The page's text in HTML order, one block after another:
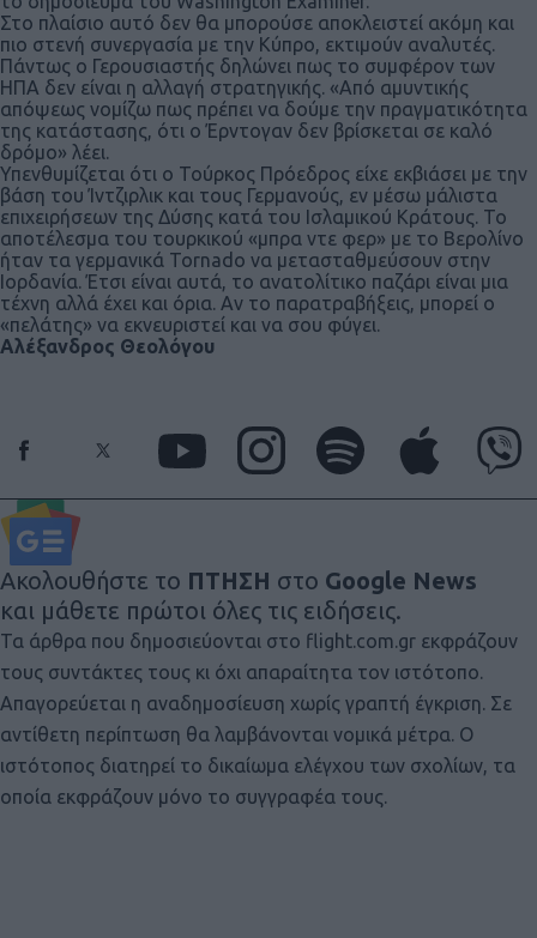
Στο πλαίσιο αυτό δεν θα μπορούσε αποκλειστεί ακόμη και
πιο στενή συνεργασία με την Κύπρο, εκτιμούν αναλυτές.
Πάντως ο Γερουσιαστής δηλώνει πως το συμφέρον των
ΗΠΑ δεν είναι η αλλαγή στρατηγικής. «Από αμυντικής
απόψεως νομίζω πως πρέπει να δούμε την πραγματικότητα
της κατάστασης, ότι ο Έρντογαν δεν βρίσκεται σε καλό
δρόμο» λέει.
Υπενθυμίζεται ότι ο Τούρκος Πρόεδρος είχε εκβιάσει με την
βάση του Ίντζιρλικ και τους Γερμανούς, εν μέσω μάλιστα
επιχειρήσεων της Δύσης κατά του Ισλαμικού Κράτους. Το
αποτέλεσμα του τουρκικού «μπρα ντε φερ» με το Βερολίνο
ήταν τα γερμανικά Tornado να μετασταθμεύσουν στην
Ιορδανία. Έτσι είναι αυτά, το ανατολίτικο παζάρι είναι μια
τέχνη αλλά έχει και όρια. Αν το παρατραβήξεις, μπορεί ο
«πελάτης» να εκνευριστεί και να σου φύγει.
Αλέξανδρος Θεολόγου
Ακολουθήστε το ΠΤΗΣΗ στο Google News
και μάθετε πρώτοι όλες τις ειδήσεις.
Τα άρθρα που δημοσιεύονται στο flight.com.gr εκφράζουν
τους συντάκτες τους κι όχι απαραίτητα τον ιστότοπο.
Απαγορεύεται η αναδημοσίευση χωρίς γραπτή έγκριση. Σε
αντίθετη περίπτωση θα λαμβάνονται νομικά μέτρα. Ο
ιστότοπος διατηρεί το δικαίωμα ελέγχου των σχολίων, τα
οποία εκφράζουν μόνο το συγγραφέα τους.